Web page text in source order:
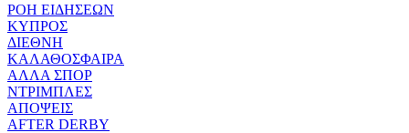
ΡΟΗ ΕΙΔΗΣΕΩΝ
ΚΥΠΡΟΣ
ΔΙΕΘΝΗ
ΚΑΛΑΘΟΣΦΑΙΡΑ
ΑΛΛΑ ΣΠΟΡ
ΝΤΡΙΜΠΛΕΣ
ΑΠΟΨΕΙΣ
AFTER DERBY